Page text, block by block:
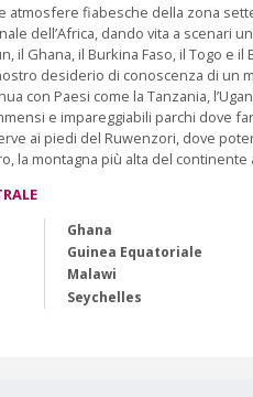
atmosfere fiabesche della zona
dell’Africa, dando vita a scenari
il Ghana, il Burkina Faso, il Togo e
desiderio di conoscenza di un
con Paesi come la Tanzania,
e impareggiabili parchi dove
ai piedi del Ruwenzori, dove
la montagna più alta del
Ghana
Guinea Equatoriale
Malawi
Seychelles